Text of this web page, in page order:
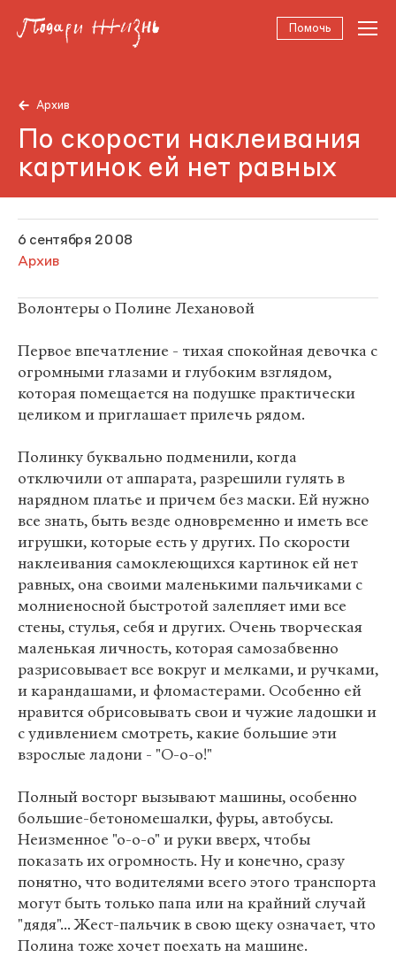
Помочь
Архив
По скорости наклеивания
картинок ей нет равных
6 сентября 2008
Архив
Волонтеры о Полине Лехановой
Первое впечатление - тихая спокойная девочка с
огромными глазами и глубоким взглядом,
которая помещается на подушке практически
целиком и приглашает прилечь рядом.
Полинку буквально подменили, когда
отключили от аппарата, разрешили гулять в
нарядном платье и причем без маски. Ей нужно
все знать, быть везде одновременно и иметь все
игрушки, которые есть у других. По скорости
наклеивания самоклеющихся картинок ей нет
равных, она своими маленькими пальчиками с
молниеносной быстротой залепляет ими все
стены, стулья, себя и других. Очень творческая
маленькая личность, которая самозабвенно
разрисовывает все вокруг и мелками, и ручками,
и карандашами, и фломастерами. Особенно ей
нравится обрисовывать свои и чужие ладошки и
с удивлением смотреть, какие большие эти
взрослые ладони - "О-о-о!"
Полный восторг вызывают машины, особенно
большие-бетономешалки, фуры, автобусы.
Неизменное "о-о-о" и руки вверх, чтобы
показать их огромность. Ну и конечно, сразу
понятно, что водителями всего этого транспорта
могут быть только папа или на крайний случай
"дядя"... Жест-пальчик в свою щеку означает, что
Полина тоже хочет поехать на машине.